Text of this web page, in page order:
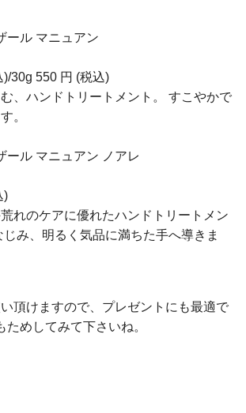
ール マニュアン
30g 550 円 (税込)
、ハンドトリートメント。 すこやかで
。
ール マニュアン ノアレ
)
れのケアに優れたハンドトリートメン
じみ、明るく気品に満ちた手へ導きま
頂けますので、プレゼントにも最適で
ためしてみて下さいね。